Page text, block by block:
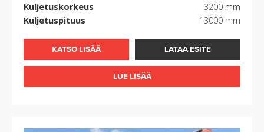
Kuljetuskorkeus
3200 mm
Kuljetuspituus
13000 mm
KATSO LISÄÄ LATAA ESITE
LUE LISÄÄ